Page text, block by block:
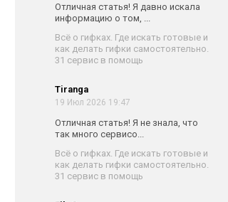
Отличная статья! Я давно искала
информацию о том, ...
Всё о гифках. Где искать готовые и
как делать гифки самостоятельно.
31 сервис в помощь
Tiranga
19 Июл 2026 19:47
Отличная статья! Я не знала, что
так много сервисо...
Всё о гифках. Где искать готовые и
как делать гифки самостоятельно.
31 сервис в помощь